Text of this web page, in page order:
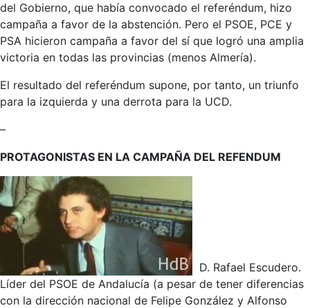
del Gobierno, que había convocado el referéndum, hizo
campaña a favor de la abstención. Pero el PSOE, PCE y
PSA hicieron campaña a favor del sí que logró una amplia
victoria en todas las provincias (menos Almería).
El resultado del referéndum supone, por tanto, un triunfo
para la izquierda y una derrota para la UCD.
–
PROTAGONISTAS EN LA CAMPAÑA DEL REFENDUM
D. Rafael Escudero.
Líder del PSOE de Andalucía (a pesar de tener diferencias
con la dirección nacional de Felipe González y Alfonso